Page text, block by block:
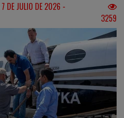
DE JULIO DE 2026 -
3259